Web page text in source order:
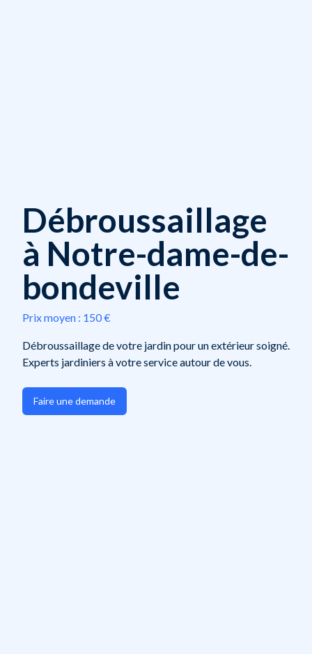
Débroussaillage
à Notre-dame-de-
bondeville
Prix moyen : 150 €
Débroussaillage de votre jardin pour un extérieur soigné.
Experts jardiniers à votre service autour de vous.
Faire une demande